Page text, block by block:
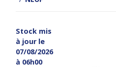
Stock mis
à jour le
07/08/2026
à 06h00